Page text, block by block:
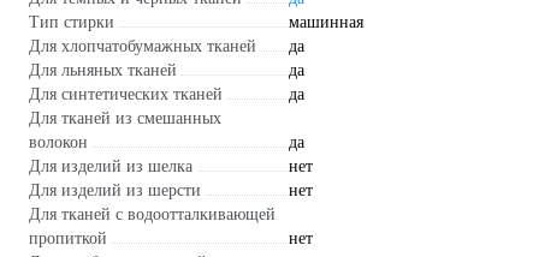
Тип стирки
машинная
Для хлопчатобумажных тканей
да
Для льняных тканей
да
Для синтетических тканей
да
Для тканей из смешанных
волокон
да
Для изделий из шелка
нет
Для изделий из шерсти
нет
Для тканей с водоотталкивающей
пропиткой
нет